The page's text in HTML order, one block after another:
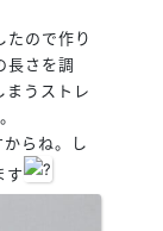
たので作り
長さを調
まうストレ
らね。し
す